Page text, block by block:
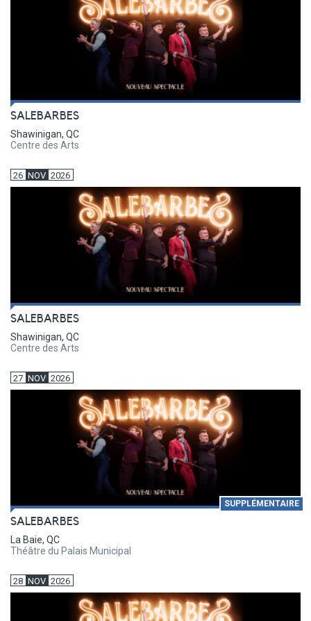
SALEBARBES
Shawinigan, QC
Centre des Arts
26 NOV 2026
SALEBARBES
Shawinigan, QC
Centre des Arts
27 NOV 2026
SUPPLÉMENTAIRE
SALEBARBES
La Baie, QC
Théâtre du Palais Municipal
28 NOV 2026